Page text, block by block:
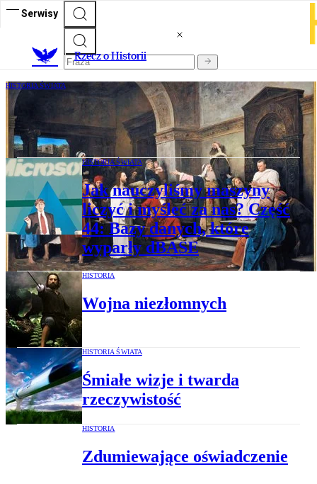
Serwisy
Rzecz o Historii
HISTORIA ŚWIATA
Kabotyński gest Poncjusza Piłata
HISTORIA ŚWIATA
Jak nauczyliśmy maszyny
liczyć i myśleć za nas? Część
44: Bazy danych, które
wyparły dBASE
HISTORIA
Wojna niezłomnych
HISTORIA ŚWIATA
Śmiałe wizje i twarda
rzeczywistość
HISTORIA
Zdumiewające oświadczenie